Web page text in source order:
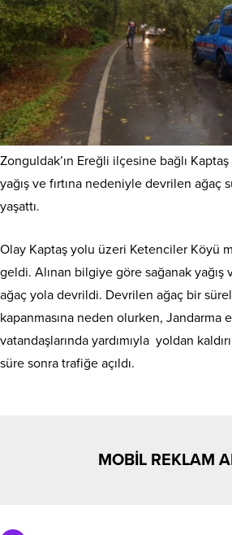
Zonguldak’ın Ereğli ilçesine bağlı
yağış ve fırtına nedeniyle devrilen ağaç
yaşattı.
Olay Kaptaş yolu üzeri Ketenciler Köyü
geldi. Alınan bilgiye göre sağanak yağış
ağaç yola devrildi. Devrilen ağaç bir
kapanmasına neden olurken, Jandarma
vatandaşlarında yardımıyla yoldan
süre sonra trafiğe açıldı.
MOBİL REKLAM